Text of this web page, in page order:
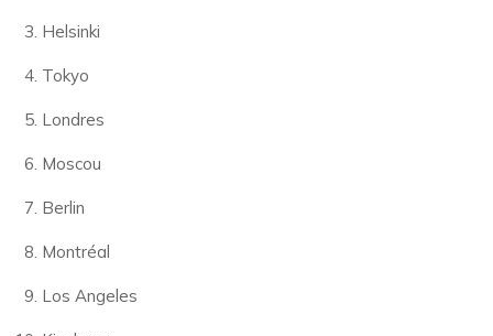
Helsinki
Tokyo
Londres
Moscou
Berlin
Montréal
Los Angeles